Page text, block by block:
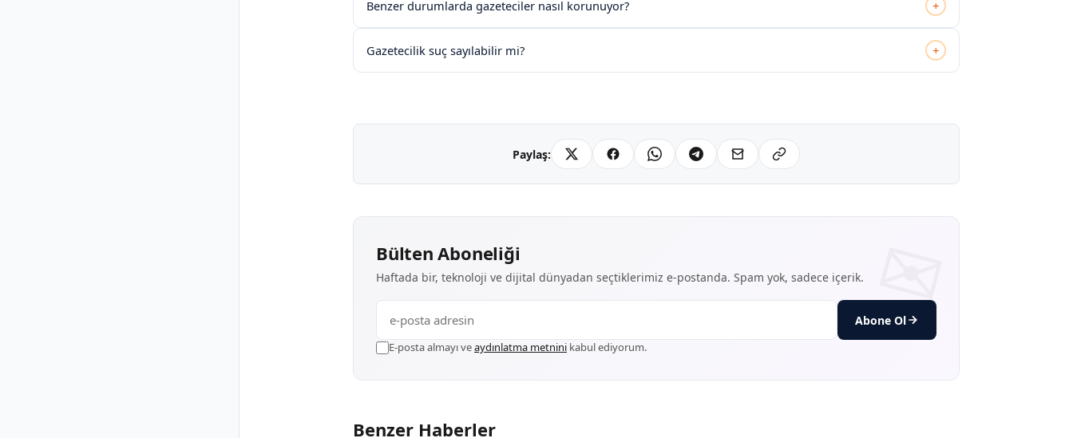
Benzer durumlarda gazeteciler nasıl korunuyor? +
Gazetecilik suç sayılabilir mi? +
Paylaş:
Bülten Aboneliği
Haftada bir, teknoloji ve dijital dünyadan seçtiklerimiz e-postanda. Spam yok, sadece içerik.
Abone Ol
E-posta almayı veaydınlatma metnini kabul ediyorum.
Benzer Haberler